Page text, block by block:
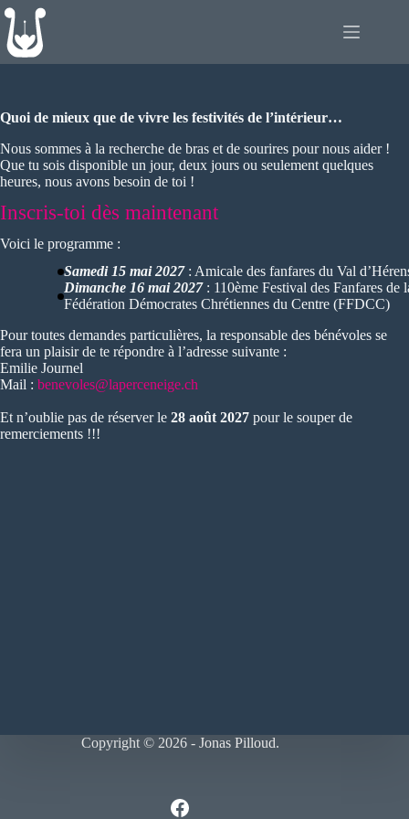
Passer
au
contenu
Quoi de mieux que de vivre les festivités de l’intérieur…
Nous sommes à la recherche de bras et de sourires pour nous aider !
Que tu sois disponible un jour, deux jours ou seulement quelques
heures, nous avons besoin de toi !
Inscris-toi dès maintenant
Voici le programme :
Samedi 15 mai 2027: Amicale des fanfares du Val
Dimanche 16 mai 2027 : 110ème Festival des Fanfares de
Fédération Démocrates Chrétiennes du Centre (FFDCC)
Pour toutes demandes particulières, la responsable des bénévoles se
fera un plaisir de te répondre à l’adresse suivante :
Emilie Journel
Mail : benevoles@laperceneige.ch
Et n’oublie pas de réserver le 28 août 2027 pour le souper de
remerciements !!!
Copyright © 2026 - Jonas Pilloud.
Facebook